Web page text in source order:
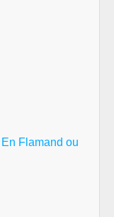
Flamand ou